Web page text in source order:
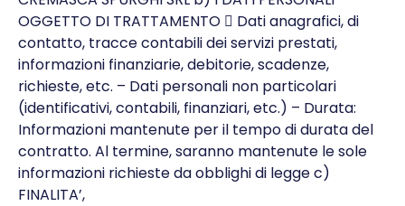
OGGETTO DI TRATTAMENTO  Dati anagrafici, di
contatto, tracce contabili dei servizi prestati,
informazioni finanziarie, debitorie, scadenze,
richieste, etc. – Dati personali non particolari
(identificativi, contabili, finanziari, etc.) – Durata:
Informazioni mantenute per il tempo di durata del
contratto. Al termine, saranno mantenute le sole
informazioni richieste da obblighi di legge c)
FINALITA’,